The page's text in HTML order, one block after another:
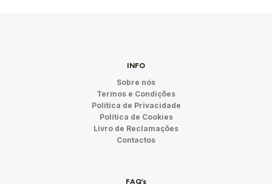
INFO
Sobre nós
Termos e Condições
Política de Privacidade
Política de Cookies
Livro de Reclamações
Contactos
FAQ’s